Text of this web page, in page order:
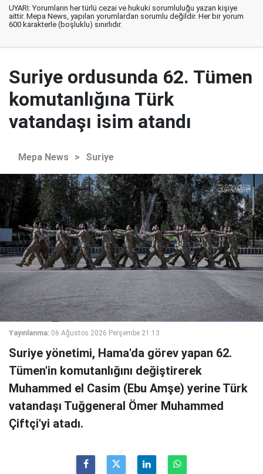
UYARI: Yorumların her türlü cezai ve hukuki sorumluluğu yazan kişiye
aittir. Mepa News, yapılan yorumlardan sorumlu değildir. Her bir yorum
600 karakterle (boşluklu) sınırlıdır.
Suriye ordusunda 62. Tümen
komutanlığına Türk
vatandaşı isim atandı
Mepa News > Suriye
Yayınlanma: 06 Ağustos 2026 Perşembe 21:13
Suriye yönetimi, Hama'da görev yapan 62.
Tümen'in komutanlığını değiştirerek
Muhammed el Casim (Ebu Amşe) yerine Türk
vatandaşı Tuğgeneral Ömer Muhammed
Çiftçi'yi atadı.